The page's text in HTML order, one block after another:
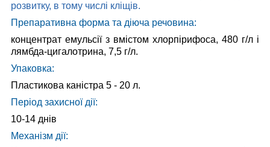
розвитку, в тому числі кліщів.
Препаративна форма та діюча речовина:
концентрат емульсії з вмістом хлорпірифоса, 480 г/л і
лямбда-цигалотрина, 7,5 г/л.
Упаковка:
Пластикова каністра 5 - 20 л.
Період захисної дії:
10-14 днів
Механізм дії: